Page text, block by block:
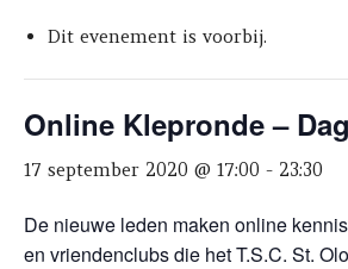
Dit evenement is voorbij.
Online Klepronde –
17 september 2020 @ 17:00 - 23:30
De nieuwe leden maken online
en vriendenclubs die het T.S.C. St.